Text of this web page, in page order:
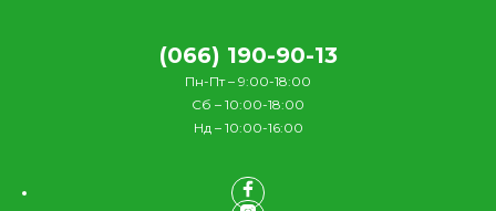
(066) 190-90-13
Пн-Пт – 9:00-18:00
Сб – 10:00-18:00
Нд – 10:00-16:00